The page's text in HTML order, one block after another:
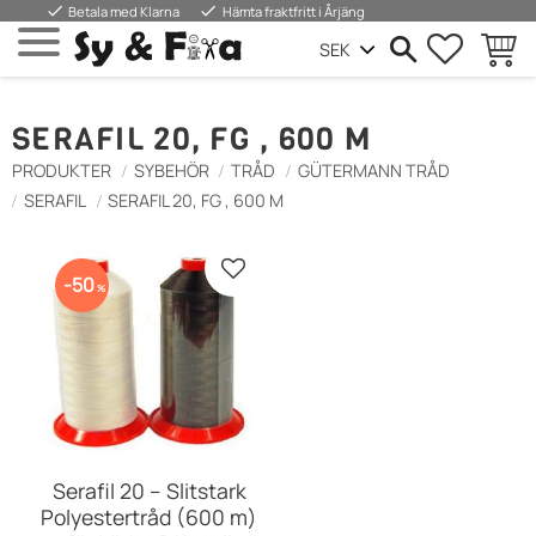
Menu
done Betala med Klarna done Hämta fraktfritt i Årjäng
SERAFIL 20, FG , 600 M
PRODUKTER SYBEHÖR TRÅD
GÜTERMANN TRÅD
SERAFIL
SERAFIL 20, FG , 600 M
Serafil 20 – Slitstark
Polyestertråd (600 m)
50% Gem som favorit